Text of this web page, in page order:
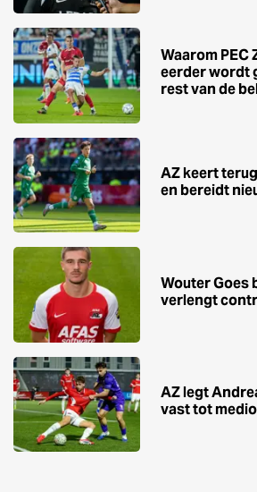
Waarom PEC
eerder wordt
rest van de
AZ keert
en bereidt
Wouter Goes
verlengt
AZ legt
vast tot medio